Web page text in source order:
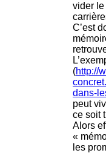
vider
C’est
(http://
dans-
peut
ce soit
Alors
«
les